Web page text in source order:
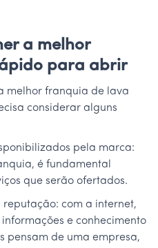
a melhor
para abrir
melhor franquia de lava
considerar alguns
pela marca:
é fundamental
que serão ofertados.
com a internet,
e conhecimento
pensam de uma empresa,